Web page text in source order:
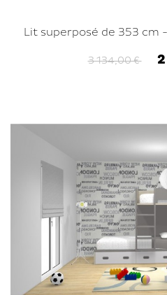
Lit superposé de 353 cm -
3 134,00 €